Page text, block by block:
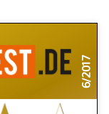
6/2017